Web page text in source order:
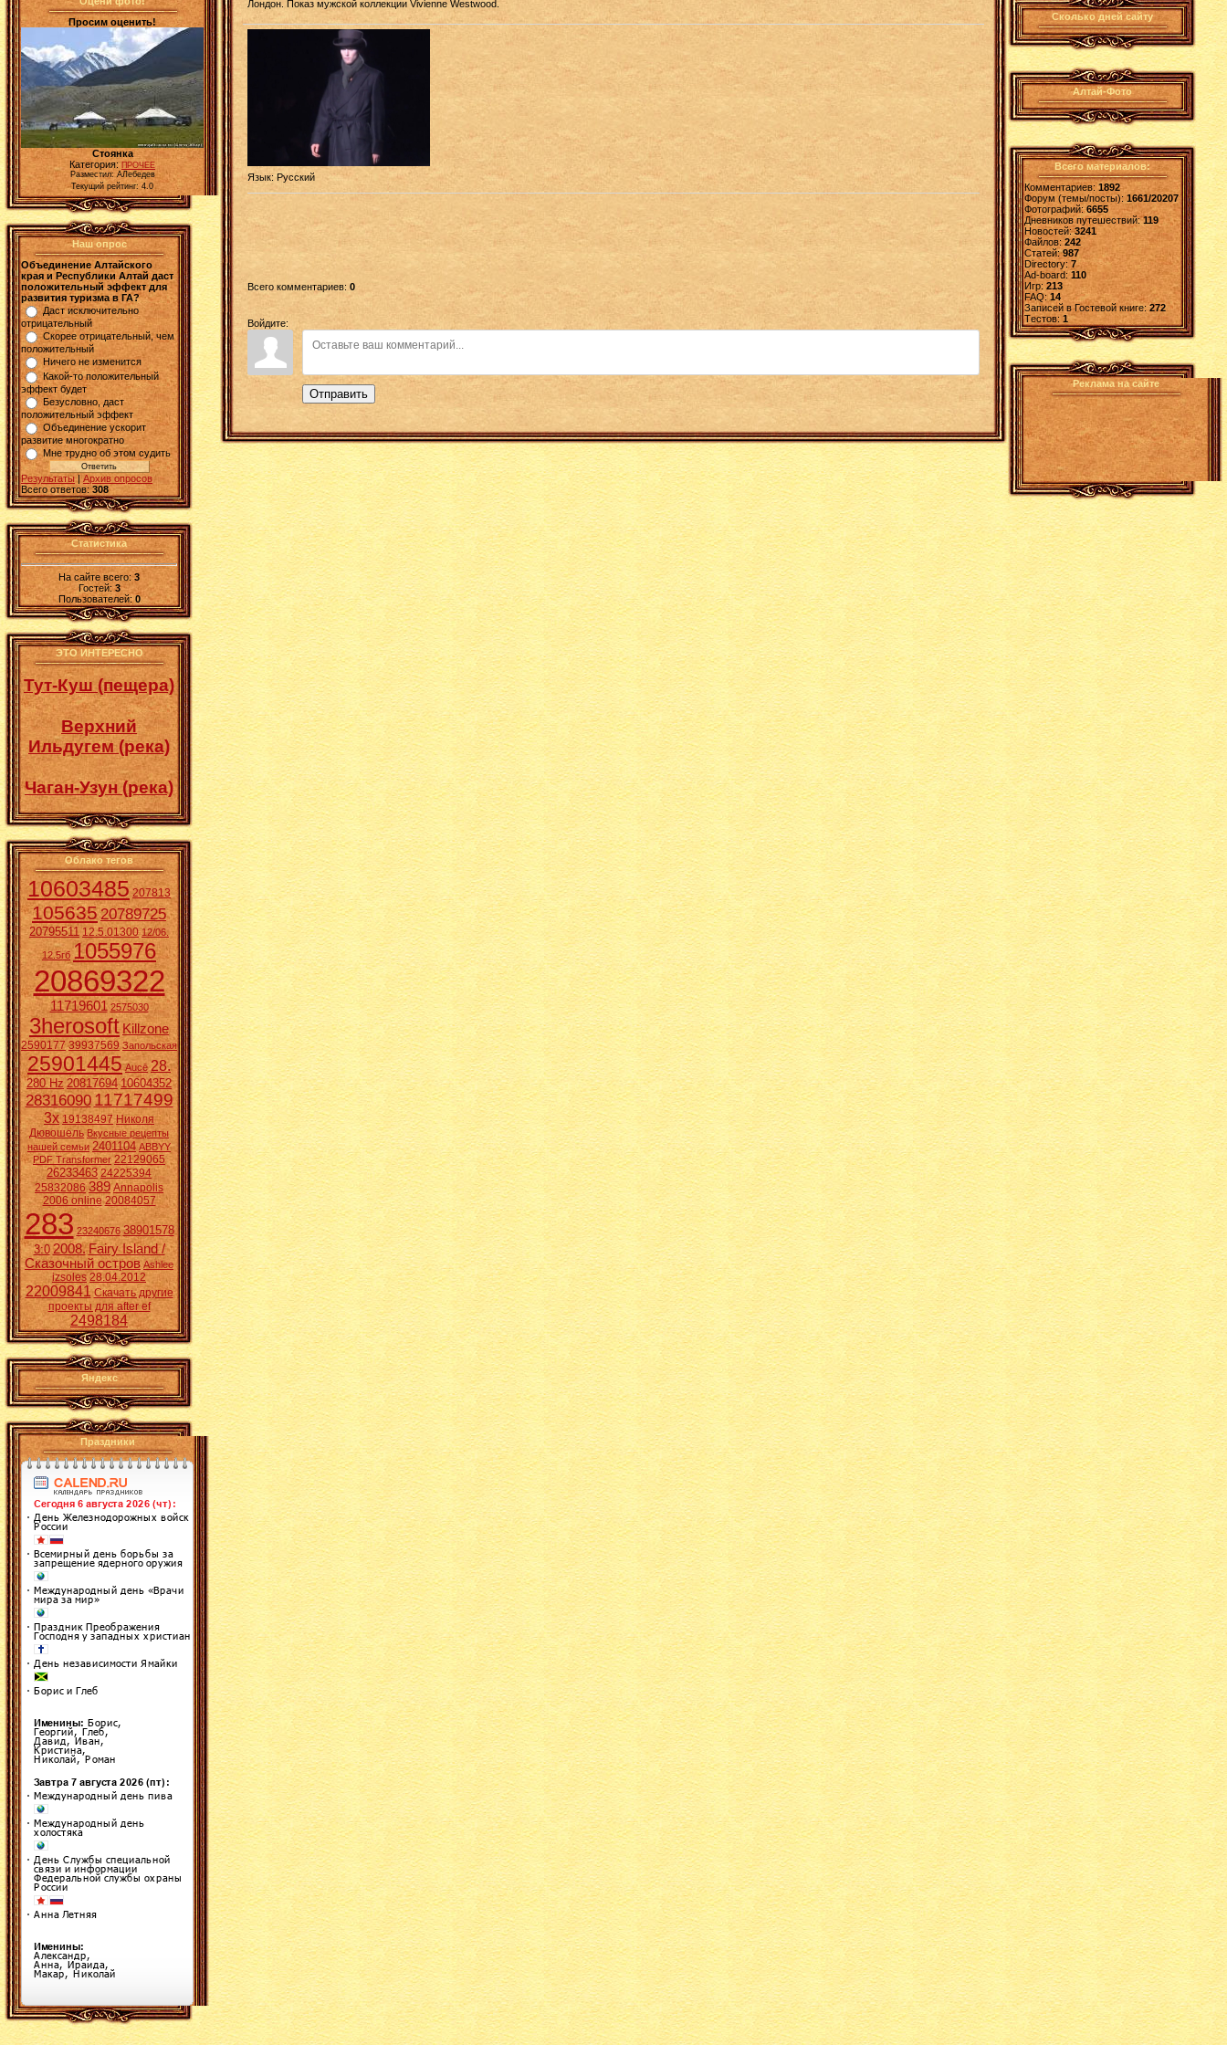
Просим оценить!
Стоянка
Категория: ПРОЧЕЕ
Разместил: АЛебедев
Текущий рейтинг: 4.0
Наш опрос
Объединение Алтайского
края и Республики Алтай даст
положительный эффект для
развития туризма в ГА?
Даст исключительно
отрицательный
Скорее отрицательный, чем
положительный
Ничего не изменится
Какой-то положительный
эффект будет
Безусловно, даст
положительный эффект
Объединение ускорит
развитие многократно
Мне трудно об этом судить
Результаты| Архив опросов
Всего ответов: 308
Статистика
На сайте всего:3
Гостей:3
Пользователей: 0
ЭТО ИНТЕРЕСНО
Тут-Куш (пещера)
Верхний
Ильдугем (река)
Чаган-Узун (река)
Облако тегов
10603485 207813
10563520789725
20795511 12.5.01300 12/06.
12.5гб 1055976
20869322
11719601 2575030
3herosoft Killzone
2590177 39937569 Запольская
25901445 Aucē 28.
280 Hz 20817694 10604352
2831609011717499
3x 19138497 Николя
Дювошель Вкусные рецепты
нашей семьи 2401104 ABBYY
PDF Transformer 22129065
26233463 24225394
25832086 389 Annapolis
2006 online 20084057
283 23240676 38901578
3:0 2008. Fairy Island /
Сказочный остров Ashlee
izsoles 28.04.2012
22009841 Скачать другие
проекты для after ef
2498184
Яндекс
Праздники
Лондон. Показ мужской коллекции Vivienne Westwood.
Язык: Русский
Всего комментариев: 0
Войдите:
Отправить
Сколько дней сайту
Алтай-Фото
Всего материалов:
Комментариев: 1892
Форум (темы/посты):1661/20207
Фотографий:6655
Дневников путешествий:119
Новостей:3241
Файлов: 242
Статей:987
Directory: 7
Ad-board:110
Игр: 213
FAQ:14
Записей в Гостевой книге:272
Tестов: 1
Реклама на сайте